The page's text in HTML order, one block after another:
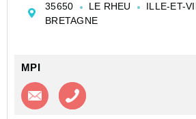
Votre agence MPI35 vous propose à
fermé et sé...
35650 LE RHEU
ILLE-ET-
BRETAGNE
MPI
Contacter l'agence